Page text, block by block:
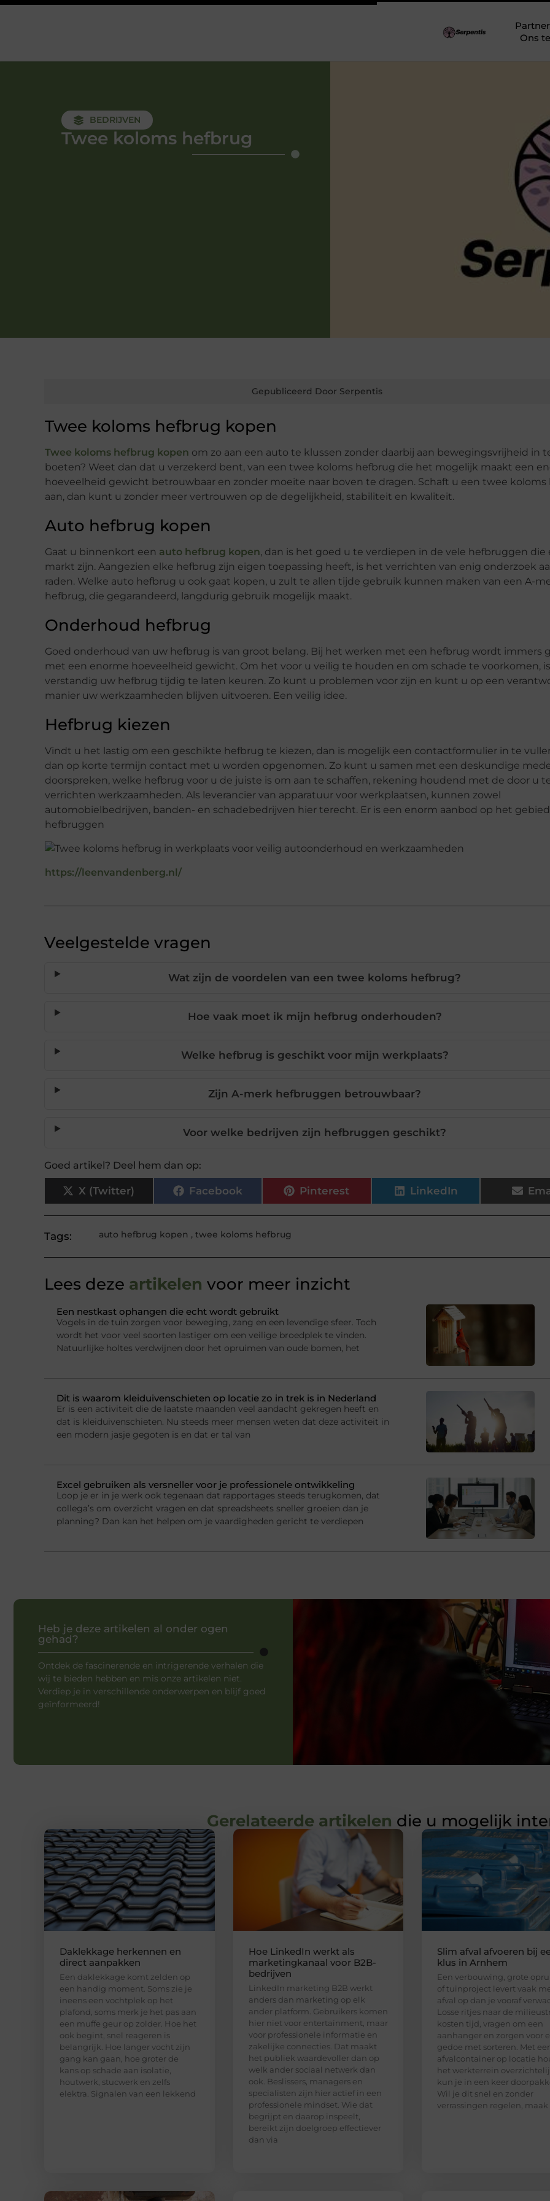
Ons
BEDRIJVEN
Twee koloms hefbrug
Gepubliceerd Door Serpentis
Twee koloms hefbrug kopen
Twee koloms hefbrug kopen om zo aan een auto te klussen zonder daarbij aan bewegingsvrijheid in
boeten? Weet dan dat u verzekerd bent, van een twee koloms hefbrug die het mogelijk maakt een
hoeveelheid gewicht betrouwbaar en zonder moeite naar boven te dragen. Schaft u een twee
aan, dan kunt u zonder meer vertrouwen op de degelijkheid, stabiliteit en kwaliteit.
Auto hefbrug kopen
Gaat u binnenkort een auto hefbrug kopen, dan is het goed u te verdiepen in de vele hefbruggen die
markt zijn. Aangezien elke hefbrug zijn eigen toepassing heeft, is het verrichten van enig onderzoek
raden. Welke auto hefbrug u ook gaat kopen, u zult te allen tijde gebruik kunnen maken van een A-
hefbrug, die gegarandeerd, langdurig gebruik mogelijk maakt.
Onderhoud hefbrug
Goed onderhoud van uw hefbrug is van groot belang. Bij het werken met een hefbrug wordt immers
met een enorme hoeveelheid gewicht. Om het voor u veilig te houden en om schade te voorkomen,
verstandig uw hefbrug tijdig te laten keuren. Zo kunt u problemen voor zijn en kunt u op een
manier uw werkzaamheden blijven uitvoeren. Een veilig idee.
Hefbrug kiezen
Vindt u het lastig om een geschikte hefbrug te kiezen, dan is mogelijk een contactformulier in te
dan op korte termijn contact met u worden opgenomen. Zo kunt u samen met een deskundige
doorspreken, welke hefbrug voor u de juiste is om aan te schaffen, rekening houdend met de door u
verrichten werkzaamheden. Als leverancier van apparatuur voor werkplaatsen, kunnen zowel
automobielbedrijven, banden- en schadebedrijven hier terecht. Er is een enorm aanbod op het
hefbruggen
https://leenvandenberg.nl/
Veelgestelde vragen
Wat zijn de voordelen van een twee koloms hefbrug?
Hoe vaak moet ik mijn hefbrug onderhouden?
Welke hefbrug is geschikt voor mijn werkplaats?
Zijn A-merk hefbruggen betrouwbaar?
Voor welke bedrijven zijn hefbruggen geschikt?
Goed artikel? Deel hem dan op:
X (Twitter) Facebook Pinterest LinkedIn
Tags: auto hefbrug kopen , twee koloms hefbrug
Lees deze artikelen voor meer inzicht
Een nestkast ophangen die echt wordt gebruikt
Vogels in de tuin zorgen voor beweging, zang en een levendige sfeer. Toch
wordt het voor veel soorten lastiger om een veilige broedplek te vinden.
Natuurlijke holtes verdwijnen door het opruimen van oude bomen, het
Dit is waarom kleiduivenschieten op locatie zo in trek is in Nederland
Er is een activiteit die de laatste maanden veel aandacht gekregen heeft en
dat is kleiduivenschieten. Nu steeds meer mensen weten dat deze activiteit in
een modern jasje gegoten is en dat er tal van
Excel gebruiken als versneller voor je professionele ontwikkeling
Loop je er in je werk ook tegenaan dat rapportages steeds terugkomen, dat
collega’s om overzicht vragen en dat spreadsheets sneller groeien dan je
planning? Dan kan het helpen om je vaardigheden gericht te verdiepen
Heb je deze artikelen al onder ogen
gehad?
Ontdek de fascinerende en intrigerende verhalen die
wij te bieden hebben en mis onze artikelen niet.
Verdiep je in verschillende onderwerpen en blijf goed
geïnformeerd!
Gerelateerde artikelen die u mogelijk
Daklekkage herkennen en
direct aanpakken
Een daklekkage komt zelden op
een handig moment. Soms zie je
ineens een vochtplek op het
plafond, soms merk je het pas aan
een muffe geur op zolder. Hoe het
ook begint, snel reageren is
belangrijk. Hoe langer vocht zijn
gang kan gaan, hoe groter de
kans op schade aan isolatie,
houtwerk, stucwerk en zelfs
elektra. Signalen van een lekkend
Hoe LinkedIn werkt als
marketingkanaal voor B2B-
bedrijven
LinkedIn marketing B2B werkt
anders dan marketing op elk
ander platform. Gebruikers komen
hier niet voor entertainment, maar
voor professionele informatie en
zakelijke connecties. Dat maakt
het publiek waardevoller dan op
welk ander sociaal netwerk dan
ook. Beslissers, managers en
specialisten zijn hier actief in een
professionele mindset. Wie dat
begrijpt en daarop inspeelt,
bereikt zijn doelgroep effectiever
dan via
Slim afval afvoeren bij
klus in Arnhem
Een verbouwing, grote
of tuinproject levert vaak
afval op dan je vooraf
Losse ritjes naar de
kosten tijd, vragen om een
aanhanger en zorgen voor
gedoe met sorteren. Met
afvalcontainer op locatie
het werkterrein
kun je in een keer
Wil je dit snel en zonder
verrassingen regelen,